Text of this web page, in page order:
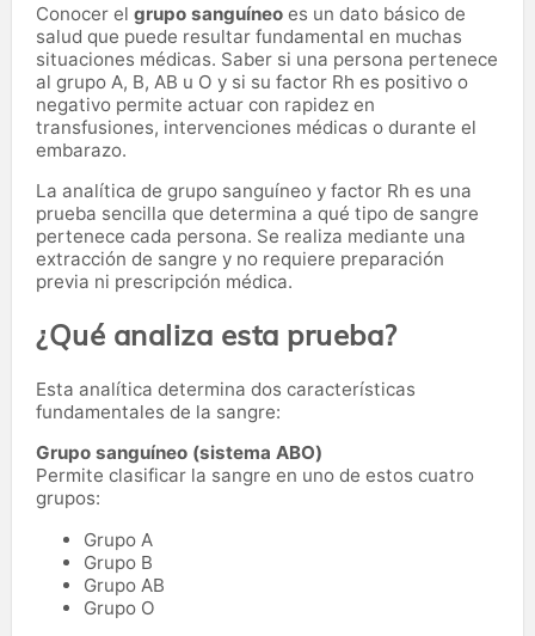
Conocer el grupo sanguíneo es un dato básico de
salud que puede resultar fundamental en muchas
situaciones médicas. Saber si una persona pertenece
al grupo A, B, AB u O y si su factor Rh es positivo o
negativo permite actuar con rapidez en
transfusiones, intervenciones médicas o durante el
embarazo.
La analítica de grupo sanguíneo y factor Rh es una
prueba sencilla que determina a qué tipo de sangre
pertenece cada persona. Se realiza mediante una
extracción de sangre y no requiere preparación
previa ni prescripción médica.
¿Qué analiza esta prueba?
Esta analítica determina dos características
fundamentales de la sangre:
Grupo sanguíneo (sistema ABO)
Permite clasificar la sangre en uno de estos cuatro
grupos:
Grupo A
Grupo B
Grupo AB
Grupo O